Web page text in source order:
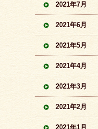
2021年7月
2021年6月
2021年5月
2021年4月
2021年3月
2021年2月
2021年1月